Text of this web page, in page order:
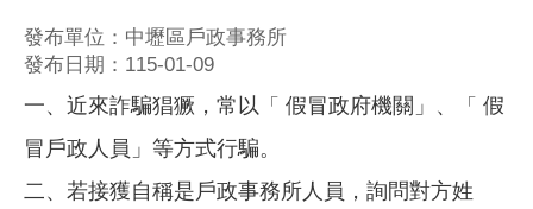
發布單位：中壢區戶政事務所
發布日期：115-01-09
一、近來詐騙猖獗，常以 「 假冒政府機關」、 「 假
冒戶政人員」等方式行騙。
二、若接獲自稱是戶政事務所人員，詢問對方姓